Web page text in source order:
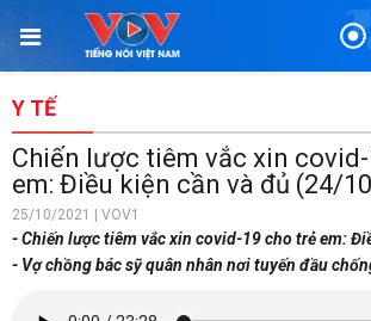
Y TẾ
Chiến lược tiêm vắc xin
em: Điều kiện cần và đủ (24/
25/10/2021 | VOV1
- Chiến lược tiêm vắc xin covid-19 cho trẻ em:
- Vợ chồng bác sỹ quân nhân nơi tuyến đầu